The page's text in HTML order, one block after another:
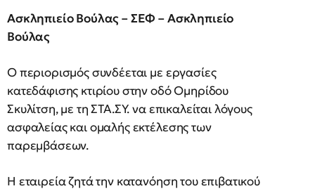
Ασκληπιείο Βούλας – ΣΕΦ – Ασκληπιείο
Βούλας
Ο περιορισμός συνδέεται με εργασίες
κατεδάφισης κτιρίου στην οδό Ομηρίδου
Σκυλίτση, με τη ΣΤΑ.ΣΥ. να επικαλείται λόγους
ασφαλείας και ομαλής εκτέλεσης των
παρεμβάσεων.
Η εταιρεία ζητά την κατανόηση του επιβατικού